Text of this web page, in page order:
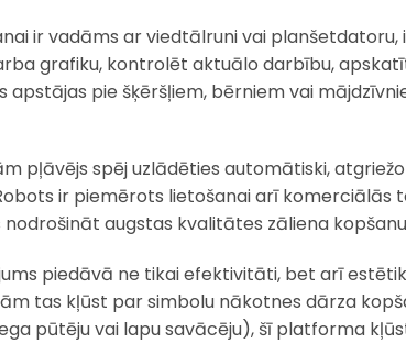
ir vadāms ar viedtālruni vai
grafiku, kontrolēt aktuālo darbību,
apstājas pie šķēršļiem, bērniem vai
pļāvējs spēj uzlādēties automātiski,
ir piemērots lietošanai arī komerciālās
augstas kvalitātes zāliena
piedāvā ne tikai efektivitāti, bet arī
tas kļūst par simbolu nākotnes dārza
pūtēju vai lapu savācēju), šī platforma